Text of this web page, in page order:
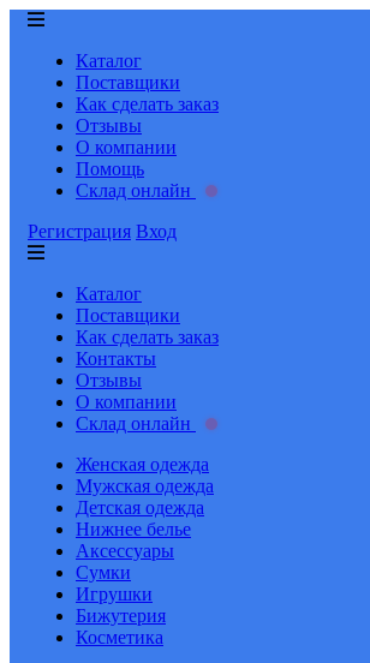
Каталог
Поставщики
Как сделать заказ
Отзывы
О компании
Помощь
Склад онлайн
Регистрация Вход
Каталог
Поставщики
Как сделать заказ
Контакты
Отзывы
О компании
Склад онлайн
Женская одежда
Мужская одежда
Детская одежда
Нижнее белье
Аксессуары
Сумки
Игрушки
Бижутерия
Косметика